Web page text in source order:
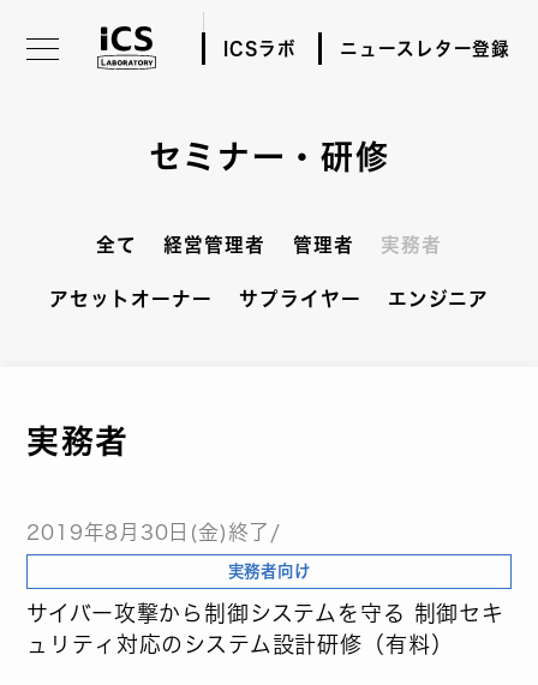
ICSラボ ニュースレター登録
セミナー・研修
全て 経営管理者 管理者 実務者
アセットオーナー サプライヤー エンジニア
実務者
2019年8月30日(金)終了/
実務者向け
サイバー攻撃から制御システムを守る 制御セキ
ュリティ対応のシステム設計研修（有料）